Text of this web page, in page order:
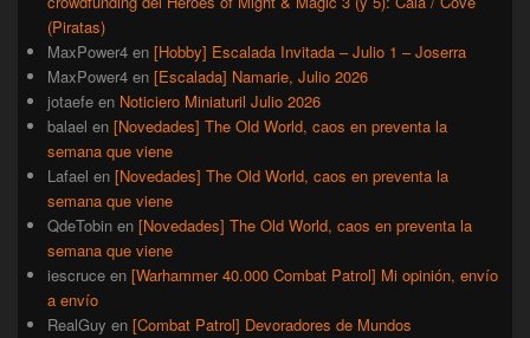
(Piratas)
MaxPower4 en [Hobby] Escalada Invitada – Julio 1 – Joserra
MaxPower4 en [Escalada] Namarie, Julio 2026
jotaefe en Noticiero Miniaturil Julio 2026
balael en [Novedades] The Old World, caos en preventa la
semana que viene
Lafael en [Novedades] The Old World, caos en preventa la
semana que viene
QdeTobin en [Novedades] The Old World, caos en preventa la
semana que viene
iescruce en [Warhammer 40.000 Combat Patrol] Mi opinión, envío
a envío
RealGuy en [Combat Patrol] Devoradores de Mundos